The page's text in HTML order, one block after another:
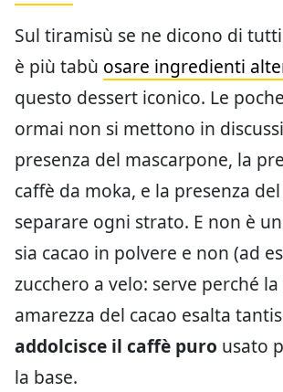
Sul tiramisù se ne dicono di
è più tabù osare ingredienti
questo dessert iconico. Le
ormai non si mettono in
presenza del mascarpone, la
caffè da moka, e la presenza
separare ogni strato. E non è
sia cacao in polvere e non (ad
zucchero a velo: serve perché
amarezza del cacao esalta
addolcisce il caffè puro usato
la base.